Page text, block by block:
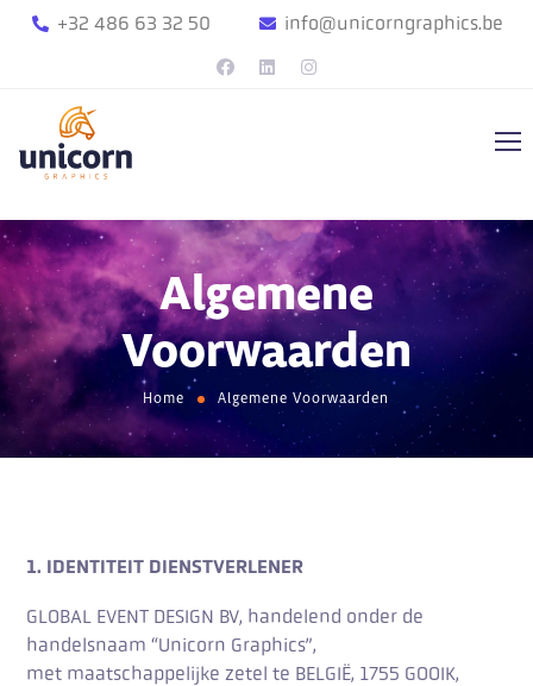
+32 486 63 32 50 info@unicorngraphics.be
Algemene
Voorwaarden
Home Algemene Voorwaarden
1. IDENTITEIT DIENSTVERLENER
GLOBAL EVENT DESIGN BV, handelend onder de
handelsnaam “Unicorn Graphics”,
met maatschappelijke zetel te BELGIË, 1755 GOOIK,